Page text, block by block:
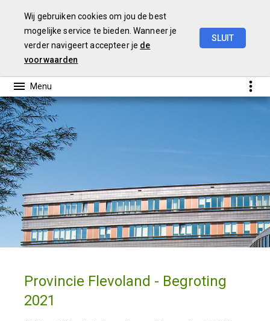
Provincie Flevoland - Begroting
2021
Wij gebruiken cookies om jou de best
mogelijke service te bieden. Wanneer je
verder navigeert accepteer je de
voorwaarden
SLUIT